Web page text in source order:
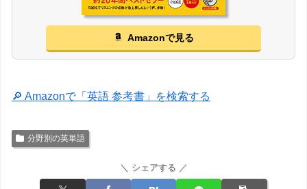
Amazonで見る
🔎 Amazonで「英語 参考書」を検索する
分野別の英単語
＼ シェアする ／